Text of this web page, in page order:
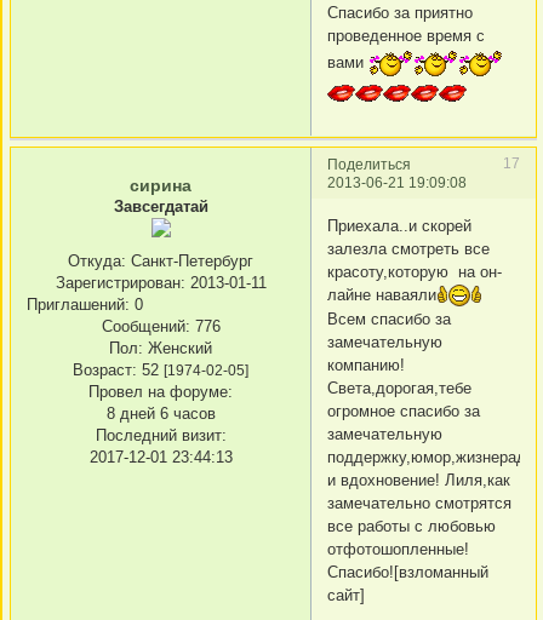
Спасибо за приятно
проведенное время с
вами
Поделиться
17
2013-06-21 19:09:08
сирина
Завсегдатай
Откуда: Санкт-Петербург
Зарегистрирован: 2013-01-11
Приглашений: 0
Сообщений: 776
Пол: Женский
Возраст: 52 [1974-02-05]
Провел на форуме:
8 дней 6 часов
Последний визит:
2017-12-01 23:44:13
Приехала..и скорей
залезла смотреть все
красоту,которую на он-
лайне наваяли
Всем спасибо за
замечательную
компанию!
Света,дорогая,тебе
огромное спасибо за
замечательную
и вдохновение! Лиля,как
замечательно смотрятся
все работы с любовью
отфотошопленные!
Спасибо![взломанный
сайт]